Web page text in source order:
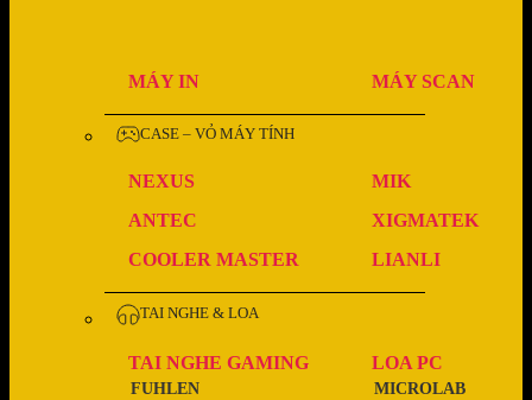
MÁY IN MÁY SCAN
CASE – VỎ MÁY TÍNH
NEXUS
MIK
ANTEC
XIGMATEK
COOLER MASTER
LIANLI
TAI NGHE & LOA
TAI NGHE GAMING
FUHLEN
LOA PC
MICROLAB